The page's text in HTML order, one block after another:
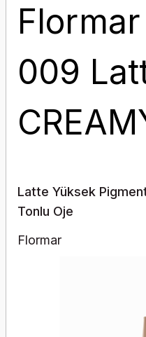
009
Latte Yüksek
Tonlu Oje
Flormar